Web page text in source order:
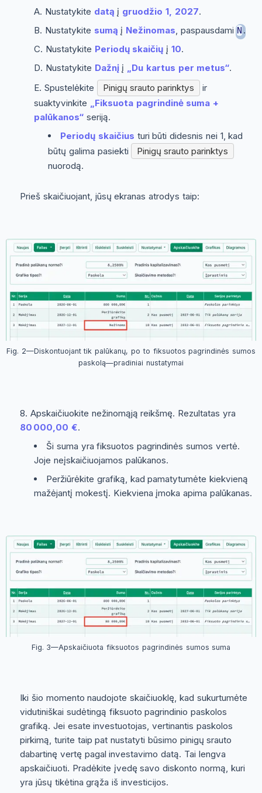
Nustatykite datą į gruodžio 1, 2027.
Nustatykite sumą į Nežinomas, paspausdamiN .
Nustatykite Periodų skaičių į 10.
Nustatykite Dažnįį „Du kartus per metus“.
Spustelėkite
Pinigų srauto parinktys
ir
suaktyvinkite
„Fiksuota pagrindinė suma +
palūkanos“ seriją.
Periodų skaičius turi būti didesnis nei 1, kad
būtų galima pasiekti
Pinigų srauto parinktys
nuorodą.
Prieš skaičiuojant, jūsų ekranas atrodys taip:
Fig. 2—Diskontuojant tik palūkanų, po to fiksuotos pagrindinės sumos
paskolą—pradiniai nustatymai
Apskaičiuokite nežinomąją reikšmę. Rezultatas yra
80 000,00 €.
Ši suma yra fiksuotos pagrindinės sumos vertė.
Joje neįskaičiuojamos palūkanos.
Peržiūrėkite grafiką, kad pamatytumėte kiekvieną
mažėjantį mokestį. Kiekviena įmoka apima palūkanas.
Fig. 3—Apskaičiuota fiksuotos pagrindinės sumos suma
Iki šio momento naudojote skaičiuoklę, kad sukurtumėte
vidutiniškai sudėtingą fiksuoto pagrindinio paskolos
grafiką. Jei esate investuotojas, vertinantis paskolos
pirkimą, turite taip pat nustatyti būsimo pinigų srauto
dabartinę vertę pagal investavimo datą. Tai lengva
apskaičiuoti. Pradėkite įvedę savo diskonto normą, kuri
yra jūsų tikėtina grąža iš investicijos.